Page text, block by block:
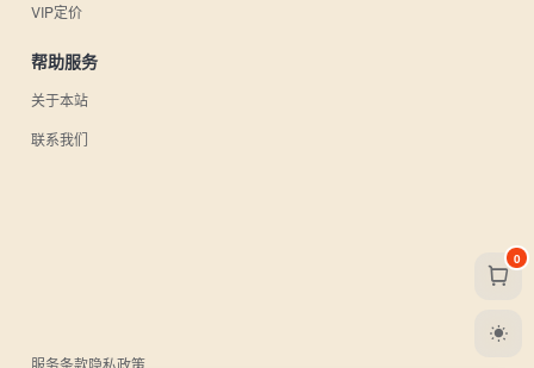
VIP定价
帮助服务
关于本站
联系我们
服务条款隐私政策
0